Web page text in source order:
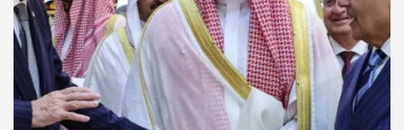
पृथ्वी, एक परिवार, एक भविष्य’ की थीम के सन्दर्भ में विभाग परिसर में एक
वृक्षारोपण अभियान भी आयोजित किया गया। इस अवसर पर कर्मचारियों और
छात्रों को वृक्षारोपण की आवश्यकता और पृथ्वी पर जीवन के अस्तित्व के लिए
पेड़ कैसे महत्वपूर्ण हैं, के बारे में जागरूक किया गया।
प्रो. अफीफउल्लाह विभागाध्यक्ष नियुक्ति